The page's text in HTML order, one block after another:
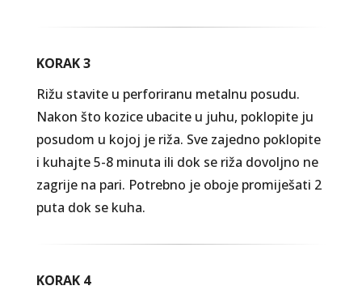
KORAK 3
Rižu stavite u perforiranu metalnu posudu.
Nakon što kozice ubacite u juhu, poklopite ju
posudom u kojoj je riža. Sve zajedno poklopite
i kuhajte 5-8 minuta ili dok se riža dovoljno ne
zagrije na pari. Potrebno je oboje promiješati 2
puta dok se kuha.
KORAK 4